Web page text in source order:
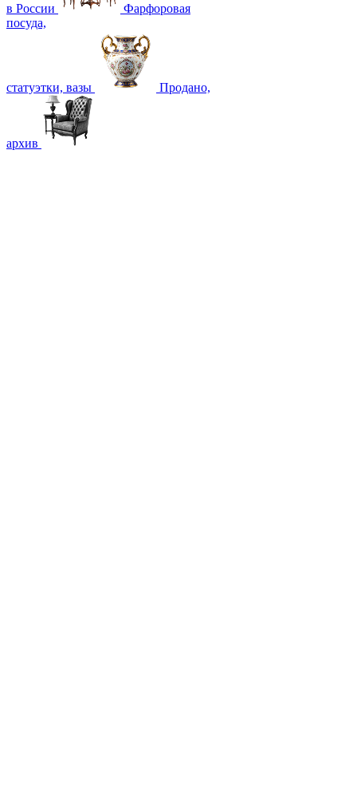
в России
Фарфоровая
посуда,
статуэтки, вазы Продано,
архив